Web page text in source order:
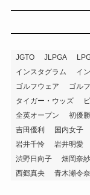
JGTO JLPGA
インスタグラム
イ
ゴルフウェア
ゴル
タイガー・ウッズ
全英オープン
初優勝
吉田優利
国内女子
岩井千怜
岩井明愛
渋野日向子
畑岡奈紗
西郷真央
青木瀬令奈